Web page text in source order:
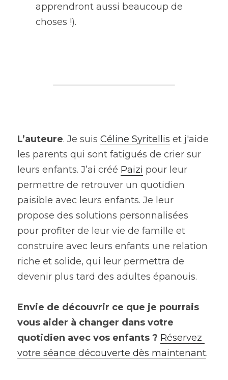
apprendront aussi beaucoup de
choses !).
L’auteure. Je suis Céline Syritellis et j'aide
les parents qui sont fatigués de crier sur
leurs enfants. J’ai créé Paizi pour leur
permettre de retrouver un quotidien
paisible avec leurs enfants. Je leur
propose des solutions personnalisées
pour profiter de leur vie de famille et
construire avec leurs enfants une relation
riche et solide, qui leur permettra de
devenir plus tard des adultes épanouis.
Envie de découvrir ce que je pourrais
vous aider à changer dans votre
quotidien avec vos enfants ? Réservez
votre séance découverte dès maintenant.